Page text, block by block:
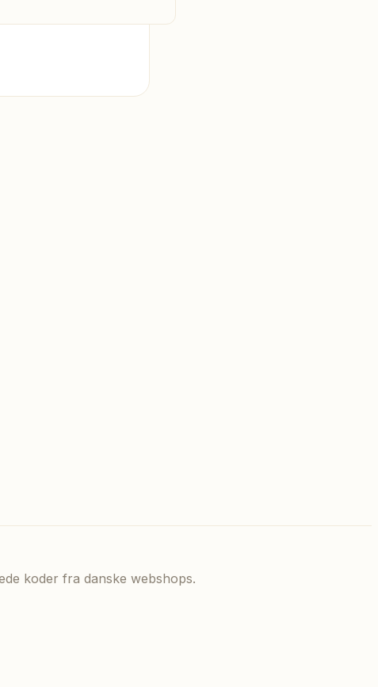
koder fra danske webshops.